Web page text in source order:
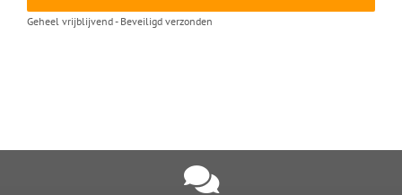
Geheel vrijblijvend - Beveiligd verzonden